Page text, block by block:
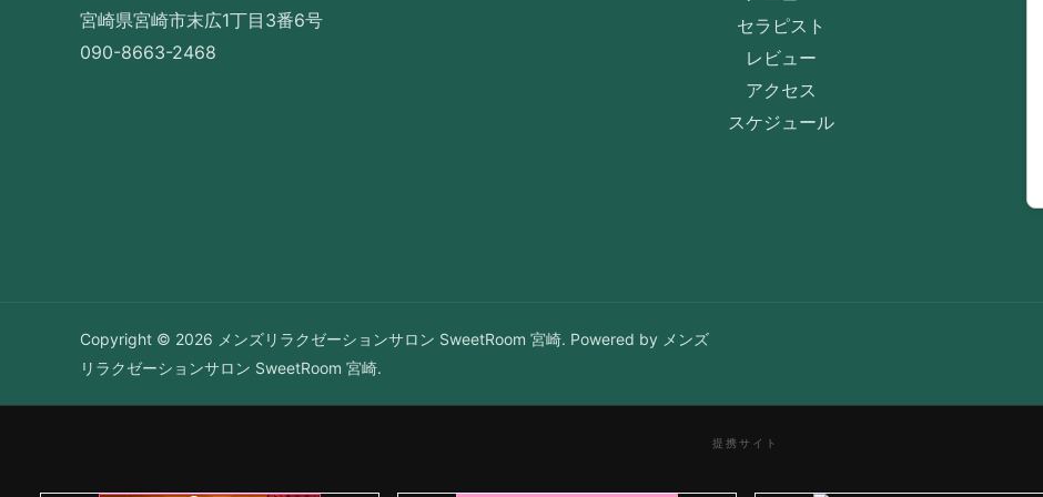
宮崎県宮崎市末広1丁目3番6号
090-8663-2468
セラピスト
レビュー
アクセス
スケジュール
Copyright © 2026 メンズリラクゼーションサロン SweetRoom 宮崎. Powered by メンズ
リラクゼーションサロン SweetRoom 宮崎.
提携サイト